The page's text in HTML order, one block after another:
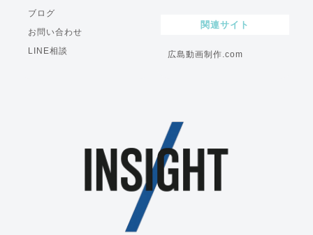
ブログ
お問い合わせ
LINE相談
関連サイト
広島動画制作.com